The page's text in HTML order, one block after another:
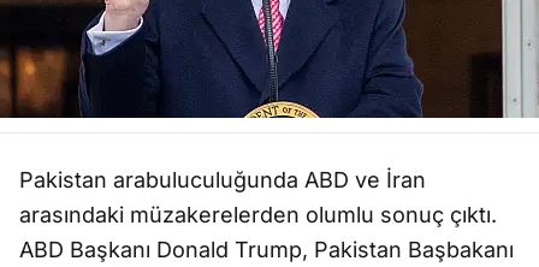
Pakistan arabuluculuğunda ABD ve İran
arasındaki müzakerelerden olumlu sonuç çıktı.
ABD Başkanı Donald Trump, Pakistan Başbakanı